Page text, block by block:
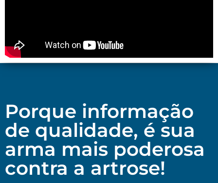
Porque informação
de qualidade, é sua
arma mais poderosa
contra a artrose!